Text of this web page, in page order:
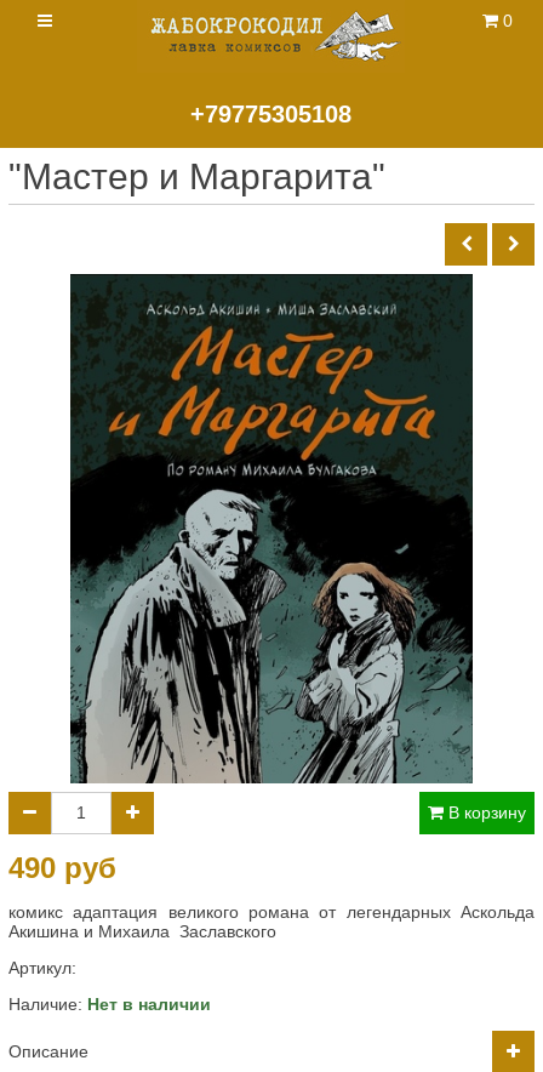
+79775305108
0
"Мастер и Маргарита"
В корзину
490 руб
комикс адаптация великого романа от легендарных Аскольда
Акишина и Михаила Заславского
Артикул:
Наличие: Нет в наличии
Описание